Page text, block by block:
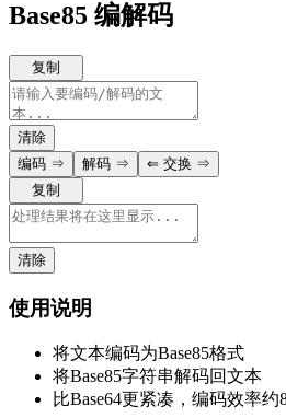
Base85 编解码
复制
清除
编码 ⇒ 解码 ⇒ ⇐ 交换 ⇒
复制
清除
使用说明
将文本编码为Base85格式
将Base85字符串解码回文本
比Base64更紧凑，编码效率约